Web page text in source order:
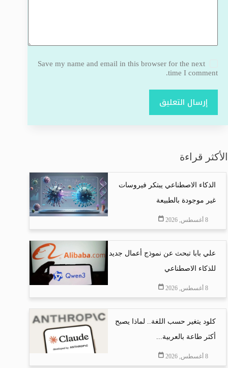
Save my name and email in this browser for the next
time I comment.
إرسال التعليق
الأكثر قراءة
الذكاء الاصطناعي يبتكر فيروسات
غير موجودة بالطبيعة
8 أغسطس, 2026
علي بابا تبحث عن نموذج أعمال جديد
للذكاء الاصطناعي
8 أغسطس, 2026
كلود يتغير حسب اللغة.. لماذا يصبح
أكثر طاعة بالعربية...
8 أغسطس, 2026